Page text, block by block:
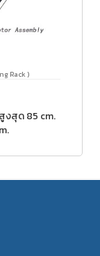
Rack )
งสุด 85 cm.